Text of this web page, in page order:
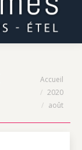
Vous êtes ici :
Accueil
2020
août